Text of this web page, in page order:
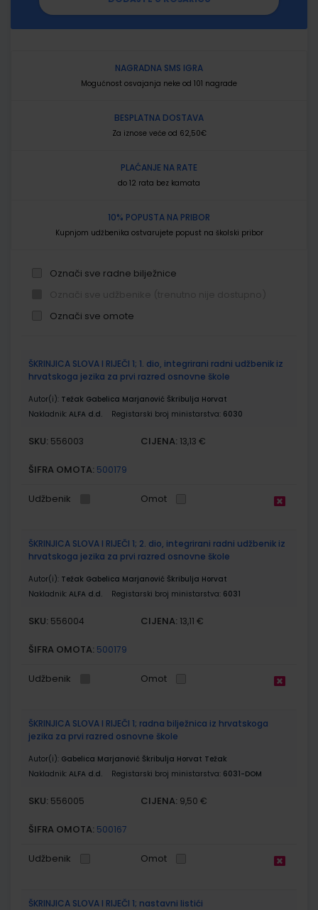
NAGRADNA SMS IGRA
Mogućnost osvajanja neke od 101 nagrade
BESPLATNA DOSTAVA
Za iznose veće od 62,50€
PLAĆANJE NA RATE
do 12 rata bez kamata
10% POPUSTA NA PRIBOR
Kupnjom udžbenika ostvarujete popust na školski pribor
Označi sve radne bilježnice
Označi sve omote
proizvodi
ŠKRINJICA SLOVA I RIJEČI 1; 1. dio, integrirani radni udžbenik iz
hrvatskoga jezika za prvi razred osnovne škole
Autor(i): Težak Gabelica Marjanović Škribulja Horvat
Nakladnik: ALFA d.d. Registarski broj ministarstva: 6030
SKU: 556003 CIJENA: 13,13 €
ŠIFRA OMOTA: 500179
Udžbenik Omot
ŠKRINJICA SLOVA I RIJEČI 1; 2. dio, integrirani radni udžbenik iz
hrvatskoga jezika za prvi razred osnovne škole
Autor(i): Težak Gabelica Marjanović Škribulja Horvat
Nakladnik: ALFA d.d. Registarski broj ministarstva: 6031
SKU: 556004 CIJENA: 13,11 €
ŠIFRA OMOTA: 500179
Udžbenik Omot
ŠKRINJICA SLOVA I RIJEČI 1; radna bilježnica iz hrvatskoga
jezika za prvi razred osnovne škole
Autor(i): Gabelica Marjanović Škribulja Horvat Težak
Nakladnik: ALFA d.d. Registarski broj ministarstva: 6031-DOM
SKU: 556005 CIJENA: 9,50 €
ŠIFRA OMOTA: 500167
Udžbenik Omot
ŠKRINJICA SLOVA I RIJEČI 1; nastavni listići